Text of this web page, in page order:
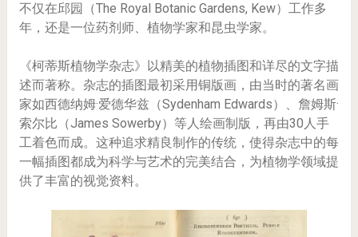
不仅在邱园（The Royal Botanic Gardens, Kew）工作多
年，还是一位药剂师、植物学家和昆虫学家。
《柯蒂斯植物学杂志》以精美的植物插图和详尽的文字描
述而著称。杂志的插图最初采用铜版画，由当时的著名画
家如西德纳姆·爱德华兹（Sydenham Edwards）、詹姆斯·
索尔比（James Sowerby）等人绘画制版，再由30人手
工着色而成。这种追求精良制作的传统，使得杂志中的每
一幅插图都成为科学与艺术的完美结合，为植物学领域提
供了丰富的视觉资料。